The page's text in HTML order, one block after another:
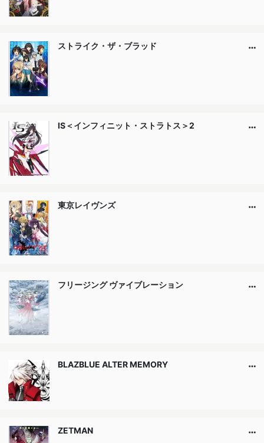
ストライク・ザ・ブラッド
IS＜インフィニット・ストラトス＞2
東京レイヴンズ
フリージング ヴァイブレーション
BLAZBLUE ALTER MEMORY
ZETMAN